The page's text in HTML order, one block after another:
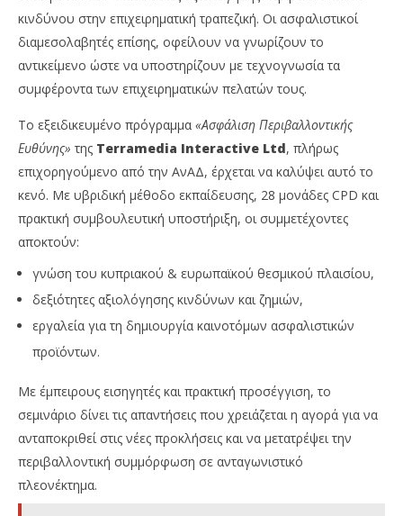
κινδύνου στην επιχειρηματική τραπεζική. Οι ασφαλιστικοί
διαμεσολαβητές επίσης, οφείλουν να γνωρίζουν το
αντικείμενο ώστε να υποστηρίζουν με τεχνογνωσία τα
συμφέροντα των επιχειρηματικών πελατών τους.
Το εξειδικευμένο πρόγραμμα «Ασφάλιση Περιβαλλοντικής
Ευθύνης» της Terramedia Interactive Ltd, πλήρως
επιχορηγούμενο από την ΑνΑΔ, έρχεται να καλύψει αυτό το
κενό. Με υβριδική μέθοδο εκπαίδευσης, 28 μονάδες CPD και
πρακτική συμβουλευτική υποστήριξη, οι συμμετέχοντες
αποκτούν:
γνώση του κυπριακού & ευρωπαϊκού θεσμικού πλαισίου,
δεξιότητες αξιολόγησης κινδύνων και ζημιών,
εργαλεία για τη δημιουργία καινοτόμων ασφαλιστικών
προϊόντων.
Με έμπειρους εισηγητές και πρακτική προσέγγιση, το
σεμινάριο δίνει τις απαντήσεις που χρειάζεται η αγορά για να
ανταποκριθεί στις νέες προκλήσεις και να μετατρέψει την
περιβαλλοντική συμμόρφωση σε ανταγωνιστικό
πλεονέκτημα.